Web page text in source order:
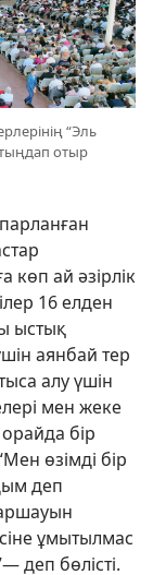
“Эль
отыр
көп ай әзірлік
16 елден
ыстық
аянбай тер
алу үшін
мен жеке
бір
өзімді бір
деп
ұмытылмас
деп бөлісті.